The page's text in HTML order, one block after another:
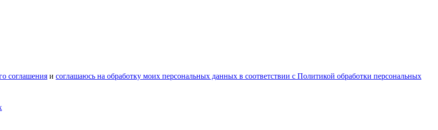
соглашения и соглашаюсь на обработку моих персональных данных в соответствии с Политикой обработки персональных